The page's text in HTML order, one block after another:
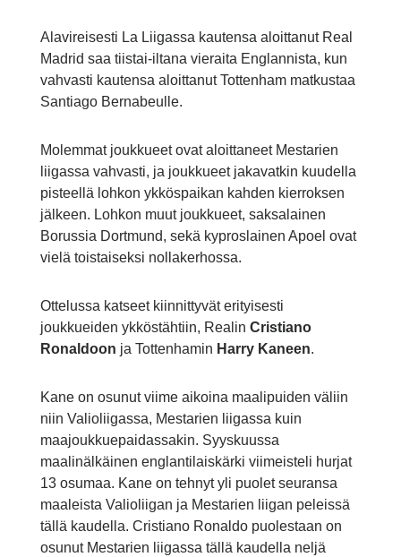
Alavireisesti La Liigassa kautensa aloittanut Real
Madrid saa tiistai-iltana vieraita Englannista, kun
vahvasti kautensa aloittanut Tottenham matkustaa
Santiago Bernabeulle.
Molemmat joukkueet ovat aloittaneet Mestarien
liigassa vahvasti, ja joukkueet jakavatkin kuudella
pisteellä lohkon ykköspaikan kahden kierroksen
jälkeen. Lohkon muut joukkueet, saksalainen
Borussia Dortmund, sekä kyproslainen Apoel ovat
vielä toistaiseksi nollakerhossa.
Ottelussa katseet kiinnittyvät erityisesti
joukkueiden ykköstähtiin, Realin Cristiano
Ronaldoon ja Tottenhamin Harry Kaneen.
Kane on osunut viime aikoina maalipuiden väliin
niin Valioliigassa, Mestarien liigassa kuin
maajoukkuepaidassakin. Syyskuussa
maalinälkäinen englantilaiskärki viimeisteli hurjat
13 osumaa. Kane on tehnyt yli puolet seuransa
maaleista Valioliigan ja Mestarien liigan peleissä
tällä kaudella. Cristiano Ronaldo puolestaan on
osunut Mestarien liigassa tällä kaudella neljä